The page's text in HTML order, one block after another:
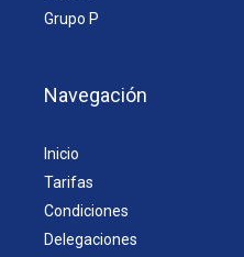
Grupo P
Navegación
Inicio
Tarifas
Condiciones
Delegaciones